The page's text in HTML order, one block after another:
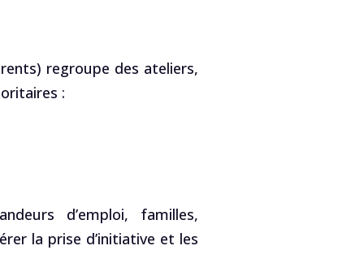
regroupe des ateliers,
:
d’emploi, familles,
la prise d’initiative et les